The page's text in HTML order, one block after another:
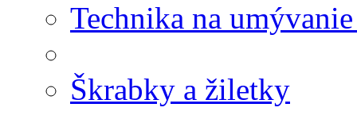
Technika na
Škrabky a žiletky